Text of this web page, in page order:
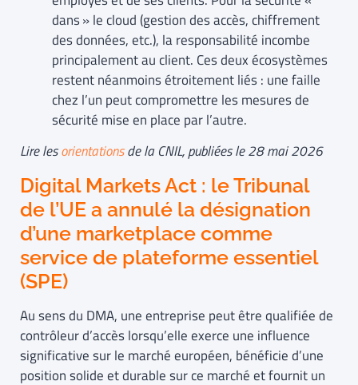
dans » le cloud (gestion des accès, chiffrement
des données, etc.), la responsabilité incombe
principalement au client. Ces deux écosystèmes
restent néanmoins étroitement liés : une faille
chez l’un peut compromettre les mesures de
sécurité mise en place par l’autre.
Lire lesorientationsde la CNIL, publiées le 28 mai 2026
Digital Markets Act : le Tribunal
de l’UE a annulé la désignation
d’une marketplace comme
service de plateforme essentiel
(SPE)
Au sens du DMA, une entreprise peut être qualifiée de
contrôleur d’accès lorsqu’elle exerce une influence
significative sur le marché européen, bénéficie d’une
position solide et durable sur ce marché et fournit un